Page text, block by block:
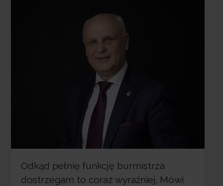
Odkąd pełnię funkcję burmistrza
dostrzegam to coraz wyraźniej. Mówi